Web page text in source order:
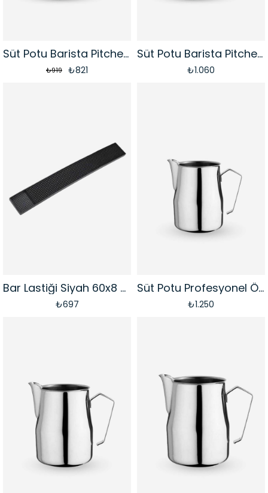
Süt Potu Barista Pitcher - Paslanmaz Çelik | 700 ml
₺821
₺919
Süt Potu Barista Pitcher - Paslanmaz Çelik | 1000 ml
₺1.060
Bar Lastiği Siyah 60x8 cm
₺697
Süt Potu Profesyonel Ördek Ağızlı Latte Art Pitcher - Paslanmaz Çelik | 350 ml
₺1.250